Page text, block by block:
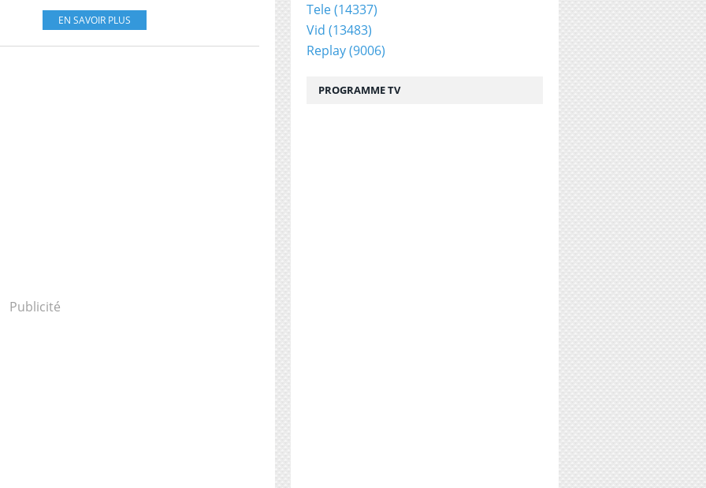
EN SAVOIR PLUS
Publicité
Tele(14337)
Vid (13483)
Replay(9006)
PROGRAMME TV